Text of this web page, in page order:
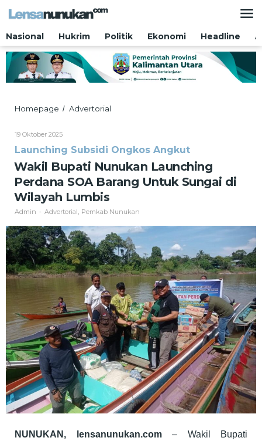
Nasional
Hukrim Politik Ekonomi Headline
Homepage / Advertorial
Perdana
Barang
Untuk
Wilayah
19 Oktober 2025Oleh
Launching Subsidi Ongkos Angkut
Wakil Bupati Nunukan Launching
Perdana SOA Barang Untuk Sungai di
Wilayah Lumbis
Admin - Advertorial Pemkab Nunukan
NUNUKAN, lensanunukan.com– Wakil Bupati